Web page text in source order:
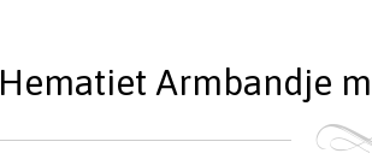
Hematiet Armbandje